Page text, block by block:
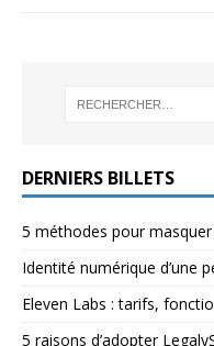
DERNIERS BILLETS
5 méthodes pour
Identité numérique d’une
Eleven Labs : tarifs,
5 raisons d’adopter